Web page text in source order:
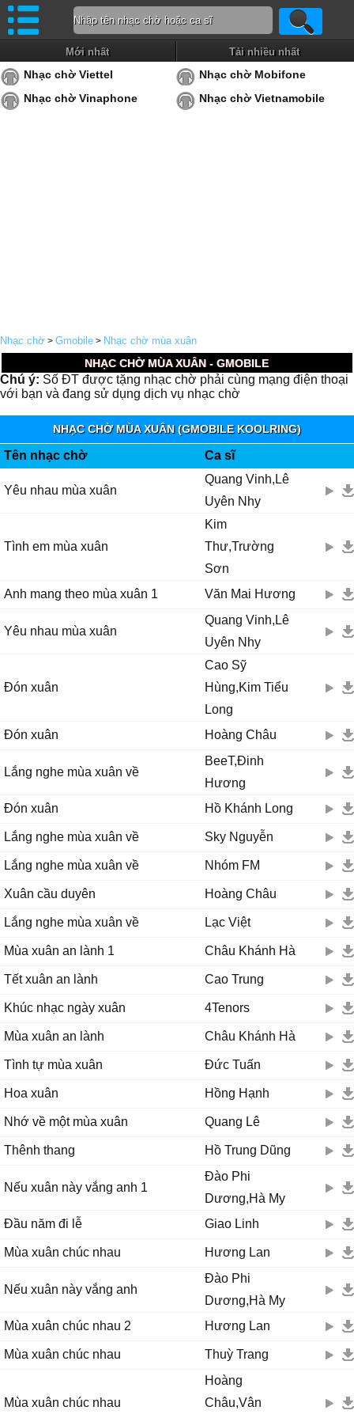
Mới nhất Tải nhiều nhất
Nhạc chờ Viettel
Nhạc chờ Mobifone
Nhạc chờ Vinaphone
Nhạc chờ Vietnamobile
Nhạc chờ > Gmobile > Nhạc chờ mùa xuân
NHẠC CHỜ MÙA XUÂN - GMOBILE
Chú ý: Số ĐT được tặng nhạc chờ phải cùng mạng điện thoại
với bạn và đang sử dụng dịch vụ nhạc chờ
NHẠC CHỜ MÙA XUÂN (GMOBILE KOOLRING)
Tên nhạc chờ Ca sĩ
Yêu nhau mùa xuân
Quang Vinh,Lê
Uyên Nhy
Tình em mùa xuân
Kim
Thư,Trường
Sơn
Anh mang theo mùa xuân 1
Văn Mai Hương
Yêu nhau mùa xuân
Quang Vinh,Lê
Uyên Nhy
Đón xuân
Cao Sỹ
Hùng,Kim Tiểu
Long
Đón xuân
Hoàng Châu
Lắng nghe mùa xuân về
BeeT,Đinh
Hương
Đón xuân
Hồ Khánh Long
Lắng nghe mùa xuân về Sky Nguyễn
Lắng nghe mùa xuân về Nhóm FM
Xuân cầu duyên Hoàng Châu
Lắng nghe mùa xuân về Lạc Việt
Mùa xuân an lành 1 Châu Khánh Hà
Tết xuân an lành Cao Trung
Khúc nhạc ngày xuân 4Tenors
Mùa xuân an lành Châu Khánh Hà
Tình tự mùa xuân Đức Tuấn
Hoa xuân Hồng Hạnh
Nhớ về một mùa xuân Quang Lê
Thênh thang Hồ Trung Dũng
Nếu xuân này vắng anh 1
Đào Phi
Dương,Hà My
Đầu năm đi lễ
Giao Linh
Mùa xuân chúc nhau Hương Lan
Nếu xuân này vắng anh
Đào Phi
Dương,Hà My
Mùa xuân chúc nhau 2
Hương Lan
Mùa xuân chúc nhau Thuỳ Trang
Mùa xuân chúc nhau
Hoàng
Châu,Vân